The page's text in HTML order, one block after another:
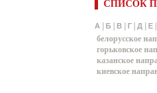
СПИСОК
А Б В Г Д Е
белорусское
горьковское
казанское
киевское